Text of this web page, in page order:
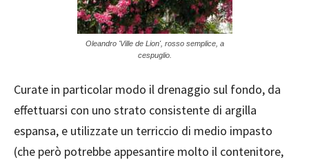
Oleandro 'Ville de Lion', rosso semplice, a
cespuglio.
Curate in particolar modo il drenaggio sul fondo, da
effettuarsi con uno strato consistente di argilla
espansa, e utilizzate un terriccio di medio impasto
(che però potrebbe appesantire molto il contenitore,